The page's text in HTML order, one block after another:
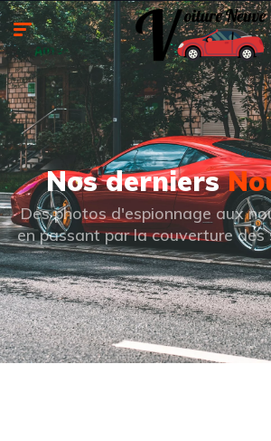
Nos derniers
Des photos d'espionnage aux
en passant par la couverture